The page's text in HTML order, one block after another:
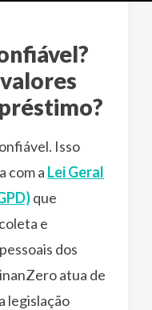
Isso
com a Lei Geral
que
e
dos
atua de
legislação